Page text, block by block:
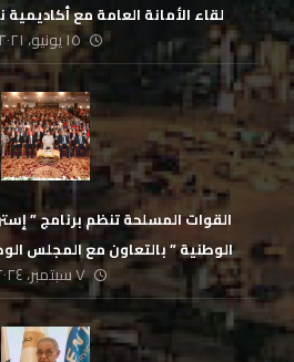
لقاء الأمانة العامة مع أكاديمية
١٥ يونيو، ٢٠٢١
القوات المسلحة تنظم برنامج ”
الوطنية ” بالتعاون مع المجلس
٧ سبتمبر، ٢٠٢٤